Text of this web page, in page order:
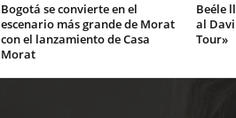
Bogotá se convierte en el
escenario más grande de Morat
con el lanzamiento de Casa
Morat
Beéle
al
Tour»